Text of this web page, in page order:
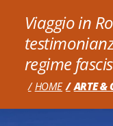
Viaggio in
regime
HOME ARTE &